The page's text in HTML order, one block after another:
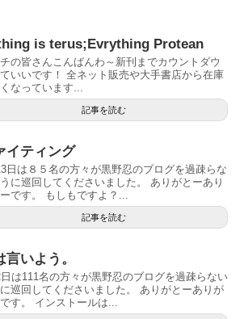
is terus;Evrything Protean
の皆さんこんばんわ～新刊までカウントダウ
いいです！ 全ネット販売や大手書店から在庫
なっています...
記事を読む
イティング
日は８５名の方々が黒野忍のブログを過疎らな
に巡回してくださいました。 ありがとーあり
です。 もしもですよ？...
記事を読む
言いよう。
は111名の方々が黒野忍のブログを過疎らない
巡回してくださいました。 ありがとーありが
す。 インストールは...